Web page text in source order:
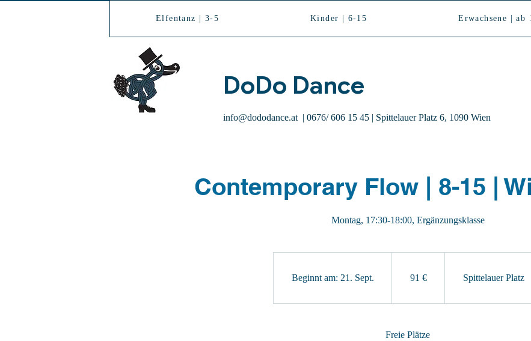
Elfentanz | 3-5 Kinder | 6-15 Erwachsene | ab
DoDo Dance
info@dododance.at| 0676/ 606 15 45 | Spittelauer Platz 6, 1090 Wien
Contemporary Flow | 8-15 |
Montag, 17:30-18:00, Ergänzungsklasse
Beginnt am: 21. Sept.
g
91 € Spittelauer Platz
Freie Plätze